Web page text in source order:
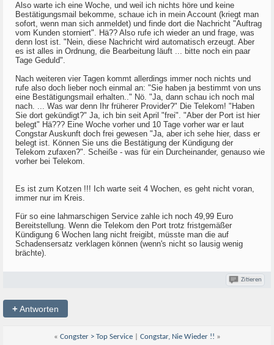
Also warte ich eine Woche, und weil ich nichts höre und keine
Bestätigungsmail bekomme, schaue ich in mein Account (kriegt man
sofort, wenn man sich anmeldet) und finde dort die Nachricht "Auftrag
vom Kunden storniert". Hä?? Also rufe ich wieder an und frage, was
denn lost ist. "Nein, diese Nachricht wird automatisch erzeugt. Aber
es ist alles in Ordnung, die Bearbeitung läuft ... bitte noch ein paar
Tage Geduld".
Nach weiteren vier Tagen kommt allerdings immer noch nichts und
rufe also doch lieber noch einmal an: "Sie haben ja bestimmt von uns
eine Bestätigungsmail erhalten.." Nö. "Ja, dann schau ich noch mal
nach. ... Was war denn Ihr früherer Provider?" Die Telekom! "Haben
Sie dort gekündigt?" Ja, ich bin seit April "frei". "Aber der Port ist hier
belegt" Hä??? Eine Woche vorher und 10 Tage vorher war er laut
Congstar Auskunft doch frei gewesen "Ja, aber ich sehe hier, dass er
belegt ist. Können Sie uns die Bestätigung der Kündigung der
Telekom zufaxen?". Scheiße - was für ein Durcheinander, genauso wie
vorher bei Telekom.
Es ist zum Kotzen !!! Ich warte seit 4 Wochen, es geht nicht voran,
immer nur im Kreis.
Für so eine lahmarschigen Service zahle ich noch 49,99 Euro
Bereitstellung. Wenn die Telekom den Port trotz fristgemäßer
Kündigung 6 Wochen lang nicht freigibt, müsste man die auf
Schadensersatz verklagen können (wenn's nicht so lausig wenig
brächte).
Zitieren
+Antworten
« Congster > Top Service| Congstar, Nie Wieder !! »